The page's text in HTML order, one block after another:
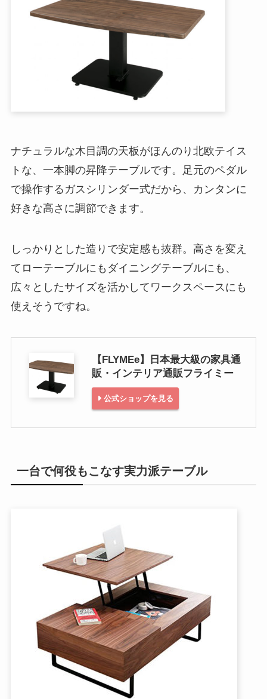
ナチュラルな木目調の天板がほんのり北欧テイス
トな、一本脚の昇降テーブルです。足元のペダル
で操作するガスシリンダー式だから、カンタンに
好きな高さに調節できます。
しっかりとした造りで安定感も抜群。高さを変え
てローテーブルにもダイニングテーブルにも、
広々としたサイズを活かしてワークスペースにも
使えそうですね。
【FLYMEe】日本最大級の家具通
販・インテリア通販フライミー
公式ショップを見る
一台で何役もこなす実力派テーブル